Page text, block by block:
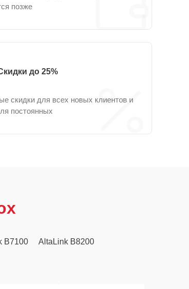
позже
до 25%
скидки для всех новых клиентов и
постоянных
B7100
AltaLink B8200